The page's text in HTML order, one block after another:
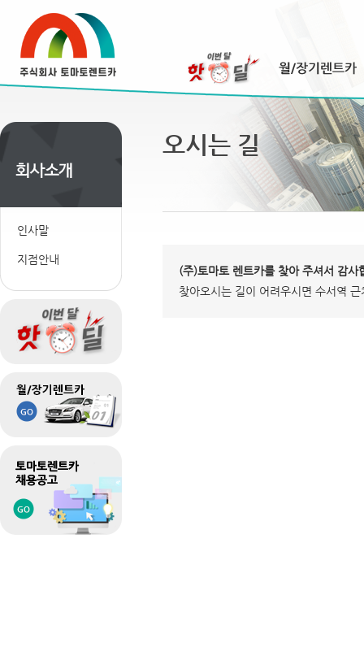
인사말
지점안내
오시는 길
(주)토마토 렌트카를 찾아 주셔서 감사
찾아오시는 길이 어려우시면 수서역